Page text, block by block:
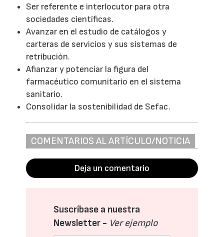
Ser referente e interlocutor para otra
sociedades científicas.
Avanzar en el estudio de catálogos y
carteras de servicios y sus sistemas de
retribución.
Afianzar y potenciar la figura del
farmacéutico comunitario en el sistema
sanitario.
Consolidar la sostenibilidad de Sefac.
COMENTARIOS AL ARTÍCULO/NOTICIA
Deja un comentario
Suscríbase a nuestra
Newsletter - Ver ejemplo